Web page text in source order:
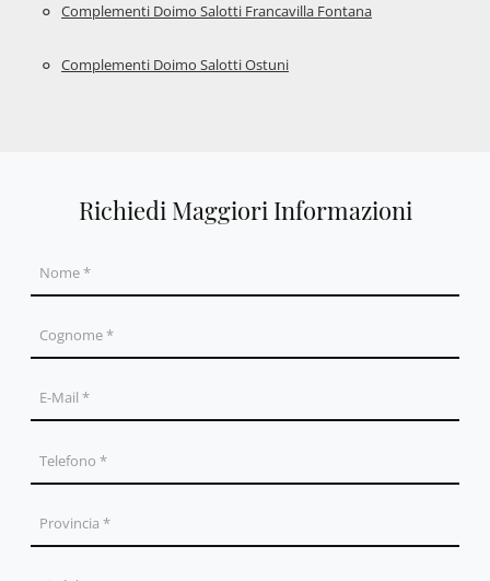
Complementi Doimo Salotti Francavilla Fontana
Complementi Doimo Salotti Ostuni
Richiedi Maggiori Informazioni